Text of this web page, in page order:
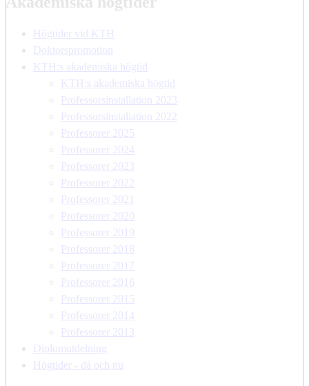
Högtider vid KTH
Doktorspromotion
KTH:s akademiska högtid
KTH:s akademiska högtid
Professorsinstallation 2023
Professorsinstallation 2022
Professorer 2025
Professorer 2024
Professorer 2023
Professorer 2022
Professorer 2021
Professorer 2020
Professorer 2019
Professorer 2018
Professorer 2017
Professorer 2016
Professorer 2015
Professorer 2014
Professorer 2013
Diplomutdelning
Högtider - då och nu